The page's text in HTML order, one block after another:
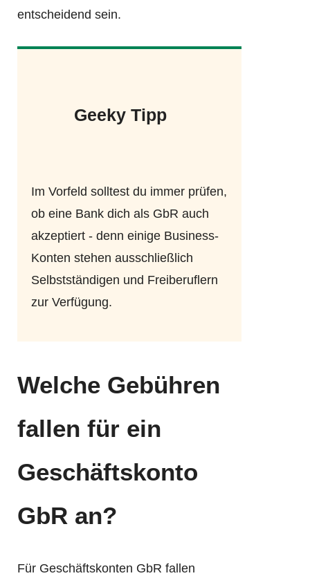
entscheidend sein.
Geeky Tipp
Im Vorfeld solltest du immer prüfen,
ob eine Bank dich als GbR auch
akzeptiert - denn einige Business-
Konten stehen ausschließlich
Selbstständigen und Freiberuflern
zur Verfügung.
Welche Gebühren
fallen für ein
Geschäftskonto
GbR an?
Für Geschäftskonten GbR fallen